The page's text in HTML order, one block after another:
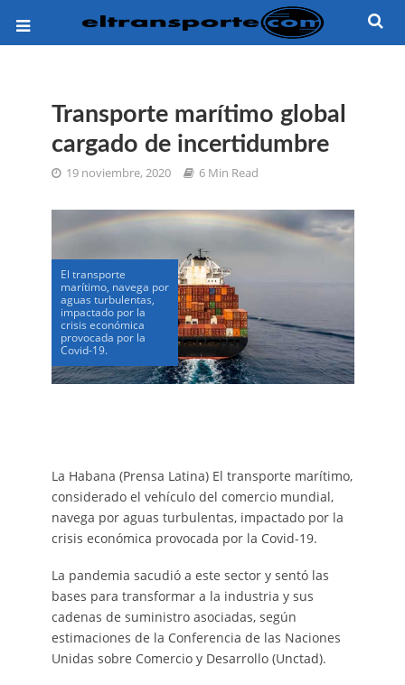
Transporte marítimo global
cargado de incertidumbre
19 noviembre, 2020 6 Min Read
El transporte
marítimo, navega por
aguas turbulentas,
impactado por la
crisis económica
provocada por la
Covid-19.
La Habana (Prensa Latina) El transporte marítimo,
considerado el vehículo del comercio mundial,
navega por aguas turbulentas, impactado por la
crisis económica provocada por la Covid-19.
La pandemia sacudió a este sector y sentó las
bases para transformar a la industria y sus
cadenas de suministro asociadas, según
estimaciones de la Conferencia de las Naciones
Unidas sobre Comercio y Desarrollo (Unctad).